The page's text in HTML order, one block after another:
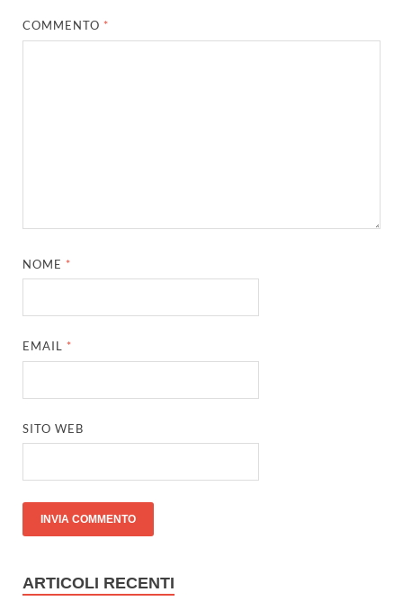
COMMENTO *
NOME *
EMAIL *
SITO WEB
ARTICOLI RECENTI